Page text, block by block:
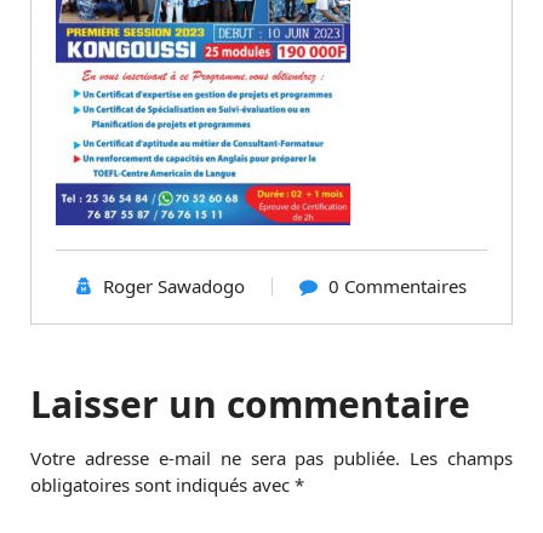
Roger Sawadogo 0 Commentaires
Laisser un commentaire
Votre adresse e-mail ne sera pas publiée. Les champs
obligatoires sont indiqués avec *